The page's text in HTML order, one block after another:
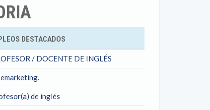
DESTACADOS
/ DOCENTE DE INGLÉS
de inglés